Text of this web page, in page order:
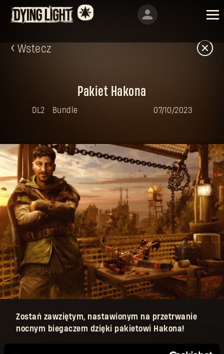
Wstecz
Pakiet Hakona
DL2 Bundle 07/10/2023
Zostań zawziętym, nastawionym na przetrwanie
nocnym biegaczem dzięki pakietowi Hakona!